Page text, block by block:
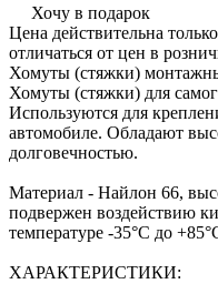
Хочу в подарок
Цена действительна
отличаться от цен в
Хомуты (стяжки)
Хомуты (стяжки) для
Используются для
автомобиле. Обладают
долговечностью.
Материал - Найлон 66,
подвержен воздействию
температуре -35°С до
ХАРАКТЕРИСТИКИ: